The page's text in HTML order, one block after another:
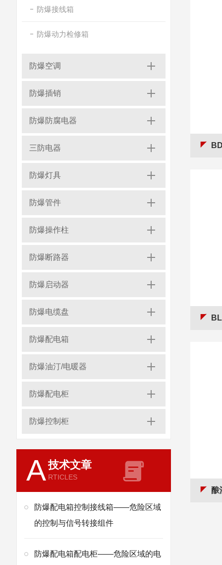
防爆接线箱
防爆动力检修箱
防爆空调
防爆插销
防爆防腐电器
三防电器
防爆灯具
防爆管件
防爆操作柱
防爆断路器
防爆启动器
防爆电缆盘
防爆配电箱
防爆油汀/电暖器
防爆配电柜
防爆控制柜
A技术文章
RTICLES
防爆配电箱控制接线箱——危险区域
的控制与信号转接组件
防爆配电箱配电柜——危险区域的电
酿